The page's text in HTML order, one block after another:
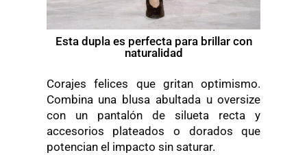
Esta dupla es perfecta para brillar con
naturalidad
Corajes felices que gritan optimismo.
Combina una blusa abultada u oversize
con un pantalón de silueta recta y
accesorios plateados o dorados que
potencian el impacto sin saturar.